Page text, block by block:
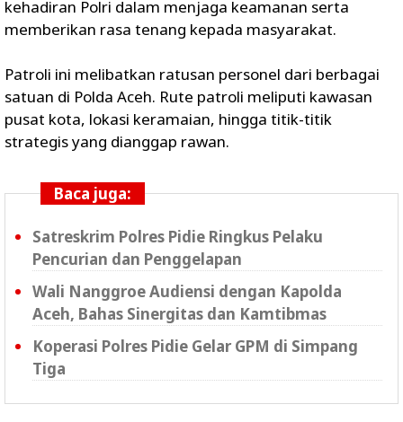
kehadiran Polri dalam menjaga keamanan serta
memberikan rasa tenang kepada masyarakat.
Patroli ini melibatkan ratusan personel dari berbagai
satuan di Polda Aceh. Rute patroli meliputi kawasan
pusat kota, lokasi keramaian, hingga titik-titik
strategis yang dianggap rawan.
Baca juga:
Satreskrim Polres Pidie Ringkus Pelaku
Pencurian dan Penggelapan
Wali Nanggroe Audiensi dengan Kapolda
Aceh, Bahas Sinergitas dan Kamtibmas
Koperasi Polres Pidie Gelar GPM di Simpang
Tiga